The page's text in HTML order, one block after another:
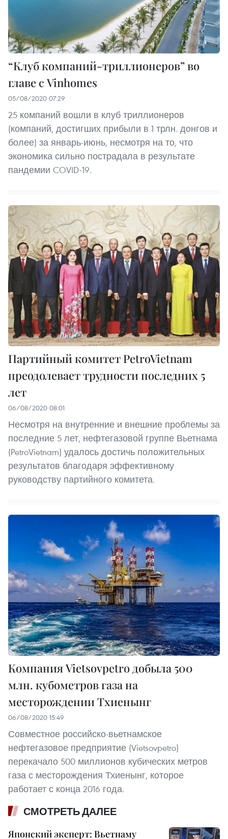
“Клуб компаний-триллионеров” во
главе с Vinhomes
05/08/2020 07:29
25 компаний вошли в клуб триллионеров
(компаний, достигших прибыли в 1 трлн. донгов и
более) за январь-июнь, несмотря на то, что
экономика сильно пострадала в результате
пандемии COVID-19.
Партийный комитет PetroVietnam
преодолевает трудности последних 5
лет
06/08/2020 08:01
Несмотря на внутренние и внешние проблемы за
последние 5 лет, нефтегазовой группе Вьетнама
(PetroVietnam) удалось достичь положительных
результатов благодаря эффективному
руководству партийного комитета.
Компания Vietsovpetro добыла 500
млн. кубометров газа на
месторождении Тхиенынг
06/08/2020 15:49
Совместное российско-вьетнамское
нефтегазовое предприятие (Vietsovpetro)
перекачало 500 миллионов кубических метров
газа с месторождения Тхиенынг, которое
работает с конца 2016 года.
СМОТРЕТЬ ДАЛЕЕ
Японский эксперт: Вьетнаму